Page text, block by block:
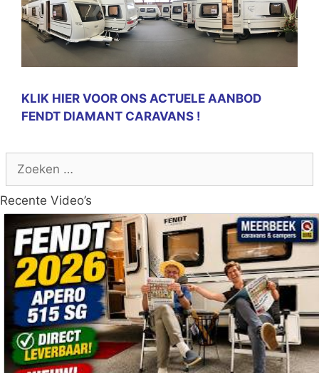
KLIK HIER VOOR ONS ACTUELE AANBOD
FENDT DIAMANT CARAVANS !
Zoek
Recente Video’s